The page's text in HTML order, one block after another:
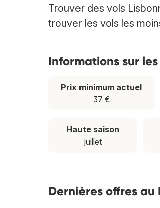
Trouver des vols
trouver les vols les
Informations sur
Prix minimum actuel
37 €
Haute saison
juillet
Dernières offres au